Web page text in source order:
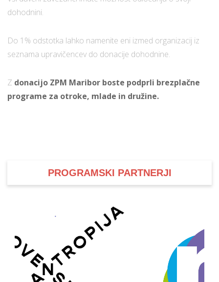
dohodnini.
Do 1% odstotka lahko namenite eni izmed organizacij iz
seznama upravičencev do donacije dohodnine.
Z donacijo ZPM Maribor boste podprli brezplačne
programe za otroke, mlade in družine.
PROGRAMSKI PARTNERJI